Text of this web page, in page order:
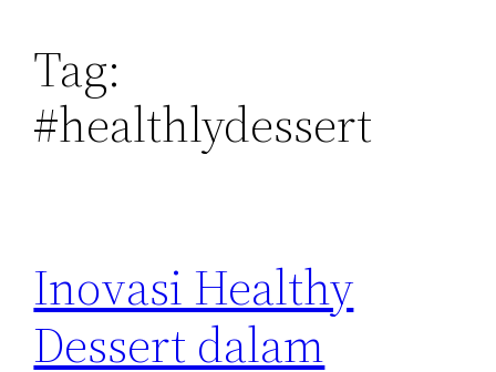
Tag:
#healthlydessert
Inovasi Healthy
Dessert dalam